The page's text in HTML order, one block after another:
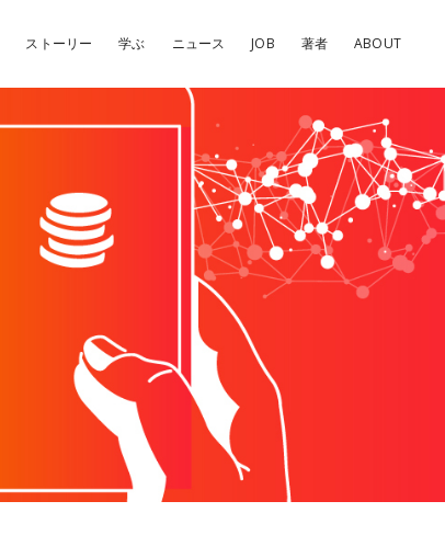
ストーリー 学ぶ ニュース JOB 著者 ABOUT